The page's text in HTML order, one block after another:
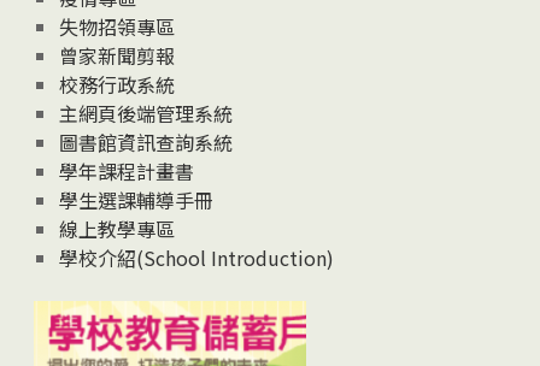
失物招領專區
曾家新聞剪報
校務行政系統
主網頁後端管理系統
圖書館資訊查詢系統
學年課程計畫書
學生選課輔導手冊
線上教學專區
學校介紹(School Introduction)